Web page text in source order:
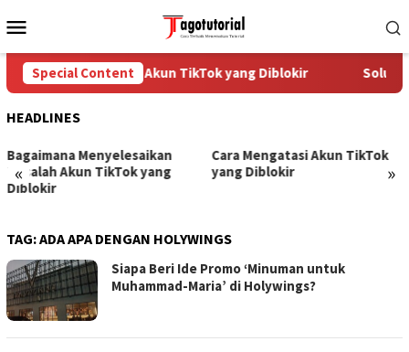
to
Menu
Special Content
Cara Mengatasi Akun TikTok yang Diblokir Solusi
HEADLINES
« »
Bagaimana Menyelesaikan
Masalah Akun TikTok yang
Diblokir
Cara Mengatasi Akun TikTok
yang Diblokir
TAG:ADA APA DENGAN HOLYWINGS
Siapa Beri Ide Promo ‘Minuman untuk
Muhammad-Maria’ di Holywings?